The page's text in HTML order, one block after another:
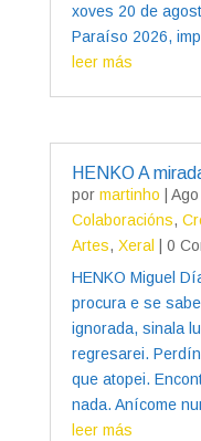
xoves 20 de
Paraíso 2026,
leer más
HENKO A
por martinho
Colaboracións,
Artes, Xeral
| 0
HENKO Miguel
procura e se
ignorada, sinala
regresarei.
que atopei.
nada. Anícome
leer más